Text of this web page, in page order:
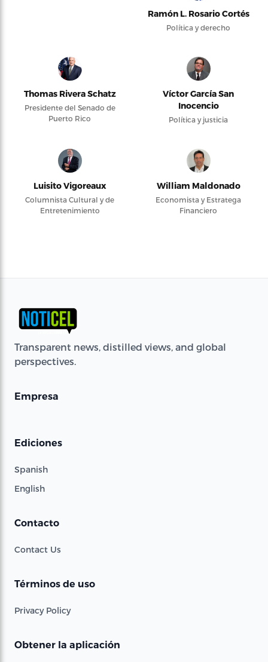
Ramón L. Rosario Cortés
Política y derecho
Thomas Rivera Schatz
Presidente del Senado de
Puerto Rico
Víctor García San
Inocencio
Política y justicia
Luisito Vigoreaux
Columnista Cultural y de
Entretenimiento
William Maldonado
Economista y Estratega
Financiero
Transparent news, distilled views, and global
perspectives.
Empresa
Ediciones
Spanish
English
Contacto
Contact Us
Términos de uso
Privacy Policy
Obtener la aplicación